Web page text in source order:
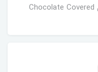
لوسیون سولاریوم برانشوگر مدل Chocolate Covered